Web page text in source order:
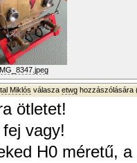
Miklós válasza etwg hozzászólására
ötletet!
vagy!
H0 méretű,